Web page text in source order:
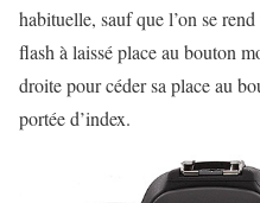
habituelle, sauf que l’on se
flash à laissé place au bouton
droite pour céder sa place au
portée d’index.